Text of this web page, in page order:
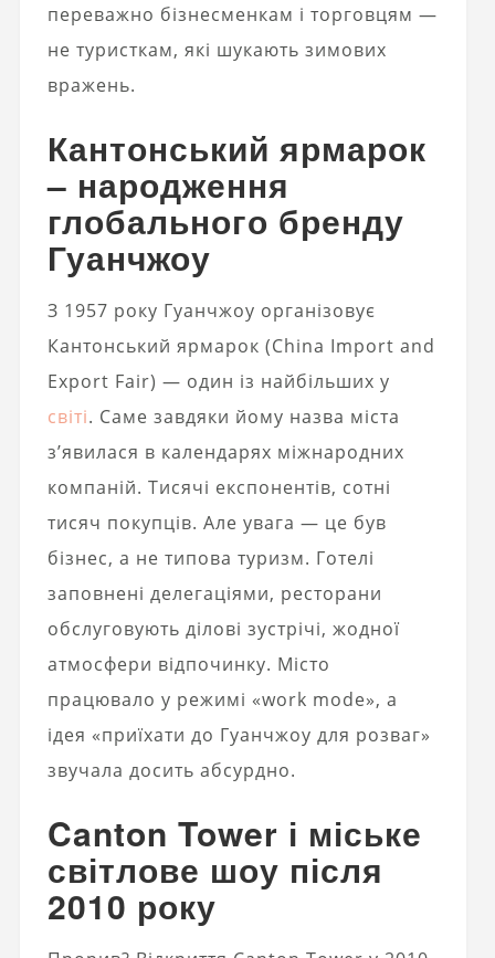
переважно бізнесменкам і торговцям —
не туристкам, які шукають зимових
вражень.
Кантонський ярмарок
– народження
глобального бренду
Гуанчжоу
З 1957 року Гуанчжоу організовує
Кантонський ярмарок (China Import and
Export Fair) — один із найбільших у
світі. Саме завдяки йому назва міста
з’явилася в календарях міжнародних
компаній. Тисячі експонентів, сотні
тисяч покупців. Але увага — це був
бізнес, а не типова туризм. Готелі
заповнені делегаціями, ресторани
обслуговують ділові зустрічі, жодної
атмосфери відпочинку. Місто
працювало у режимі «work mode», а
ідея «приїхати до Гуанчжоу для розваг»
звучала досить абсурдно.
Canton Tower і міське
світлове шоу після
2010 року